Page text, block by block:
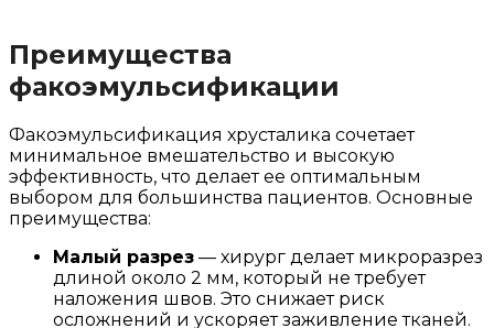
Преимущества
факоэмульсификации
Факоэмульсификация хрусталика сочетает
минимальное вмешательство и высокую
эффективность, что делает ее оптимальным
выбором для большинства пациентов. Основные
преимущества:
Малый разрез — хирург делает микроразрез
длиной около 2 мм, который не требует
наложения швов. Это снижает риск
осложнений и ускоряет заживление тканей.